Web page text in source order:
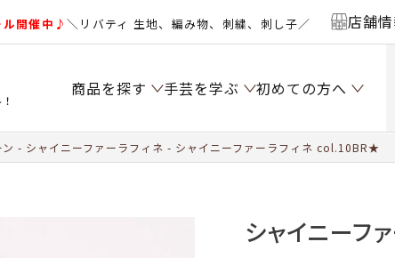
ル開催中♪＼リバティ 生地、編み物、刺繍、刺し子／ 店舗
商品を探す 手芸を学ぶ 初めての方へ
シャイニーファーラフィネ シャイニーファーラフィネ col.10BR★
シャイニーフ